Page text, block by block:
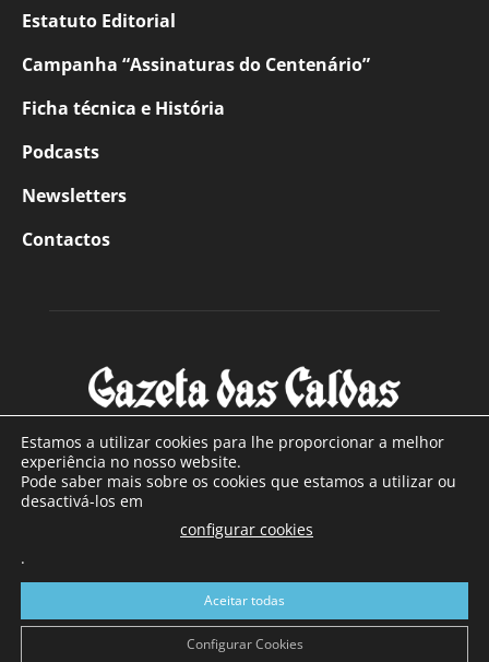
Estatuto Editorial
Campanha “Assinaturas do Centenário”
Ficha técnica e História
Podcasts
Newsletters
Contactos
SOBRE NÓS
Com sede nas Caldas da Rainha e mais de 90 anos de
a sul de distrito de Leiria, com mais de 40.000 leitores por
toda a região Oeste. Jornal com distribuição em Portugal
Continental e assinatura online.
Estamos a utilizar cookies para lhe proporcionar a melhor
experiência no nosso website.
Pode saber mais sobre os cookies que estamos a utilizar ou
desactivá-los em
configurar cookies
.
Aceitar todas
Configurar Cookies